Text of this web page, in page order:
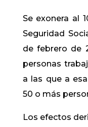
Se exonera al
Seguridad
de febrero de
personas
a las que a
50 o más
Los efectos